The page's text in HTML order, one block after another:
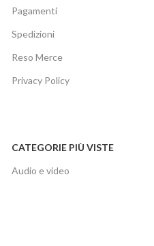
Pagamenti
Spedizioni
Reso Merce
Privacy Policy
CATEGORIE PIÙ VISTE
Audio e video